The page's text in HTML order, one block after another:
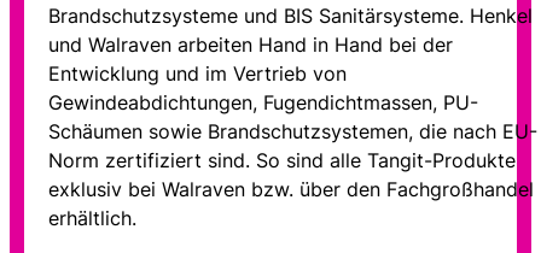
Brandschutzsysteme und BIS Sanitärsysteme. Henkel
und Walraven arbeiten Hand in Hand bei der
Entwicklung und im Vertrieb von
Gewindeabdichtungen, Fugendichtmassen, PU-
Schäumen sowie Brandschutzsystemen, die nach EU-
Norm zertifiziert sind. So sind alle Tangit-Produkte
exklusiv bei Walraven bzw. über den Fachgroßhandel
erhältlich.